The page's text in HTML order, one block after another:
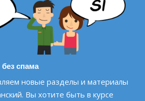
без спама
новые разделы и материалы
Вы хотите быть в курсе